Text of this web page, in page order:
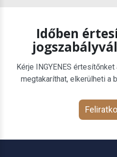
Időben
Kérje INGYENES
megtakaríthat, elkerülheti a